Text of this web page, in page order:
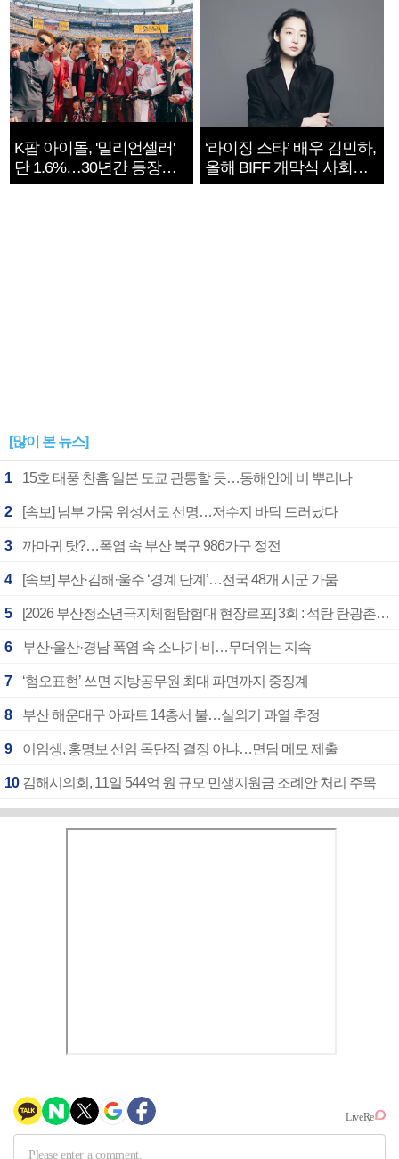
K팝 아이돌, '밀리언셀러'
단 1.6%…30년간 등장
1182개팀 전수조사
‘라이징 스타’ 배우 김민하,
올해 BIFF 개막식 사회자
확정
[많이 본 뉴스]
1 15호 태풍 찬홈 일본 도쿄 관통할 듯…동해안에 비 뿌리나
2 [속보] 남부 가뭄 위성서도 선명…저수지 바닥 드러났다
3 까마귀 탓?…폭염 속 부산 북구 986가구 정전
4 [속보] 부산·김해·울주 ‘경계 단계’…전국 48개 시군 가뭄
5 [2026 부산청소년극지체험탐험대 현장르포] 3회 : 석탄 탄광촌에서 북극 연구의 중심지로
6 부산·울산·경남 폭염 속 소나기·비…무더위는 지속
7 ‘혐오표현’ 쓰면 지방공무원 최대 파면까지 중징계
8 부산 해운대구 아파트 14층서 불…실외기 과열 추정
9 이임생, 홍명보 선임 독단적 결정 아냐…면담 메모 제출
10 김해시의회, 11일 544억 원 규모 민생지원금 조례안 처리 주목